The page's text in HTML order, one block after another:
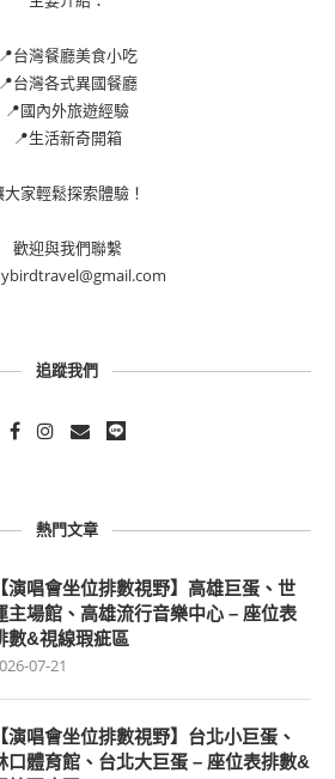
📍台灣餐廳美食小吃
📍台灣各式異國餐廳
📍國內外旅遊經驗
📍生活新奇開箱
大家輕鬆探索體驗！
歡迎與我們聯繫
追蹤我們
熱門文章
【演唱會坐位排數視野】高雄巨蛋、世
主場館、高雄流行音樂中心 – 座位表
數&視線瑕疵區
07-21
【演唱會坐位排數視野】台北小巨蛋、
口體育館、台北大巨蛋 – 座位表排數&